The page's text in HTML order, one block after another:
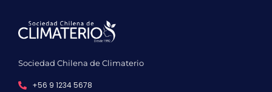
Sociedad Chilena de Climaterio
+56 9 1234 5678